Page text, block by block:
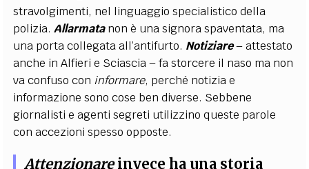
stravolgimenti, nel linguaggio specialistico della
polizia.Allarmatanon è una signora spaventata, ma
una porta collegata all’antifurto. Notiziare– attestato
anche in Alfieri e Sciascia – fa storcere il naso ma non
va confuso con informare, perché notizia e
informazione sono cose ben diverse. Sebbene
giornalisti e agenti segreti utilizzino queste parole
con accezioni spesso opposte.
Attenzionareinvece ha una storia